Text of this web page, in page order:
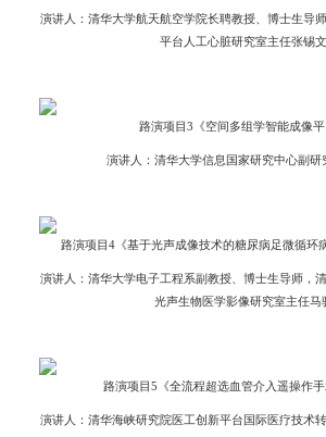
演讲人：清华大学航天航空学院长聘教授、博士生导
平台人工心脏研究室主任张锡文
路演项目3《空间多组学智能成像平
演讲人：清华大学信息国家研究中心副研
路演项目4《基于光声成像技术的糖尿病足微循环
演讲人：清华大学电子工程系副教授、博士生导师，
光声生物医学影像研究室主任马
路演项目5《全流程超选血管介入遥操作手
演讲人：清华海峡研究院医工创新平台国际医疗技术